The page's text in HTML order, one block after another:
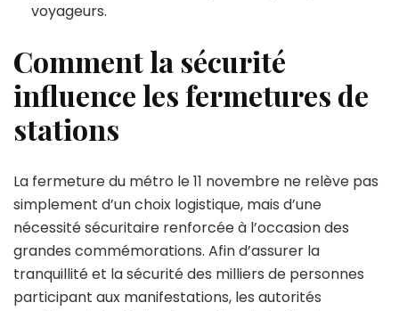
voyageurs.
Comment la sécurité
influence les fermetures de
stations
La fermeture du métro le 11 novembre ne relève pas
simplement d’un choix logistique, mais d’une
nécessité sécuritaire renforcée à l’occasion des
grandes commémorations. Afin d’assurer la
tranquillité et la sécurité des milliers de personnes
participant aux manifestations, les autorités